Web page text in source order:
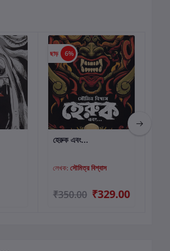
ছাড় 6%
কার্টে যোগ করুন
হেরুক এবং...
লেখক: সৌমিত্র বিশ্বাস
₹350.00 ₹329.00